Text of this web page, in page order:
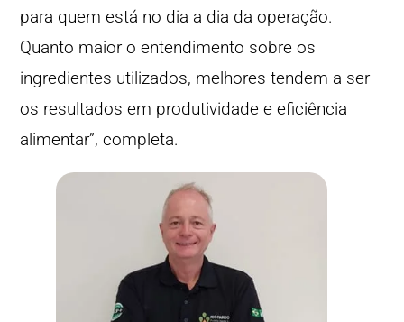
para quem está no dia a dia da operação.
Quanto maior o entendimento sobre os
ingredientes utilizados, melhores tendem a ser
os resultados em produtividade e eficiência
alimentar”, completa.